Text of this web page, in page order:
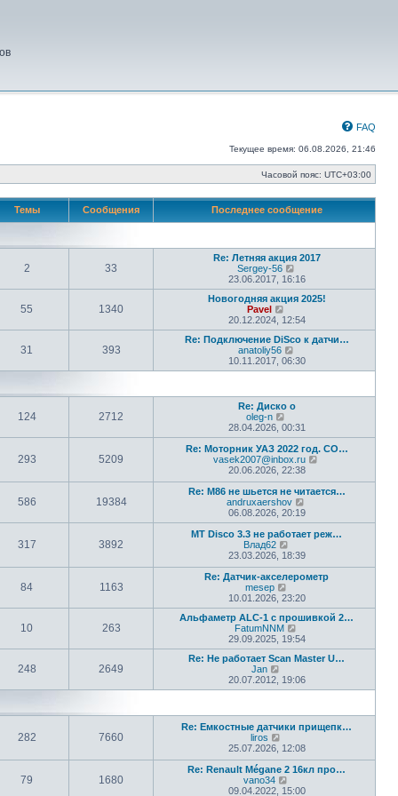
FAQ
Текущее время: 06.08.2026, 21:46
Часовой пояс: UTC+03:00
Темы Сообщения Последнее сообщение
2 33
Re: Летняя акция 2017
Sergey-56
е
р
е
т
и
к
о
с
е
д
е
м
у
с
о
о
б
щ
е
н
и
23.06.2017, 16:16
55 1340
Новогодняя акция 2025!
Pavel
е
р
е
й
т
и
о
л
е
д
н
е
у
с
о
о
б
щ
е
и
ю
20.12.2024, 12:54
31 393
Re: Подключение DiSco к датчи…
anatoliy56
е
р
т
и
к
п
о
с
л
е
д
н
е
м
у
с
о
о
б
щ
е
н
и
ю
10.11.2017, 06:30
124 2712
Re: Диско о
oleg-n
е
р
е
й
т
и
к
п
о
с
л
е
д
н
е
м
у
с
о
о
б
щ
е
и
ю
28.04.2026, 00:31
293 5209
Re: Моторник УАЗ 2022 год. СО…
vasek2007@inbox.ru
р
е
и
к
с
л
н
е
с
о
щ
н
и
ю
20.06.2026, 22:38
586 19384
Re: М86 не шьется не читается…
andruxaershov
е
р
е
т
и
к
о
с
л
д
н
е
у
с
о
б
щ
е
и
06.08.2026, 20:19
317 3892
МТ Disco 3.3 не работает реж…
Влад62
е
р
е
т
и
к
п
о
с
л
д
н
м
у
о
б
е
23.03.2026, 18:39
84 1163
Re: Датчик-акселерометр
mesep
е
р
е
й
т
и
к
о
с
е
д
е
у
о
10.01.2026, 23:20
10 263
Альфаметр ALC-1 с прошивкой 2…
FatumNNM
е
р
е
т
и
о
с
л
е
д
н
е
29.09.2025, 19:54
248 2649
Re: Не работает Scan Master U…
Jan
е
р
и
к
п
о
с
л
20.07.2012, 19:06
282 7660
Re: Емкостные датчики прищепк…
liros
е
р
е
й
т
25.07.2026, 12:08
79 1680
Re: Renault Mégane 2 16кл про…
vano34
е
09.04.2022, 15:00